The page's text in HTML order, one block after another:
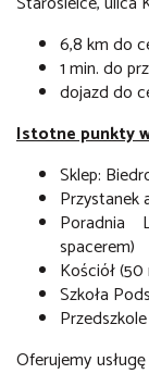
6,8 km do
1 min. do
dojazd do
Istotne punkty
Sklep:
Przystanek
Poradnia
spacerem)
Kościół
Szkoła
Oferujemy